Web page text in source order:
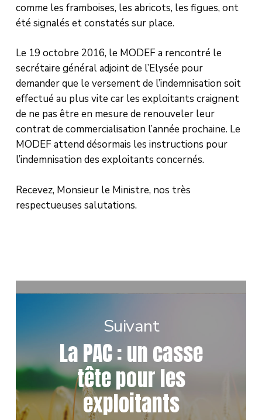
comme les framboises, les abricots, les figues, ont
été signalés et constatés sur place.
Le 19 octobre 2016, le MODEF a rencontré le
secrétaire général adjoint de l’Elysée pour
demander que le versement de l’indemnisation soit
effectué au plus vite car les exploitants craignent
de ne pas être en mesure de renouveler leur
contrat de commercialisation l’année prochaine. Le
MODEF attend désormais les instructions pour
l’indemnisation des exploitants concernés.
Recevez, Monsieur le Ministre, nos très
respectueuses salutations.
Suivant
La PAC : un casse
tête pour les
exploitants